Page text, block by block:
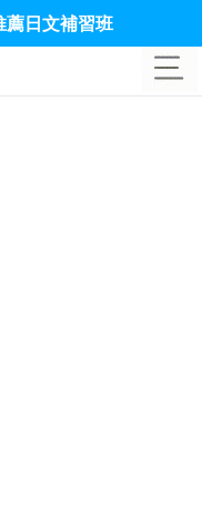
薦日文補習班